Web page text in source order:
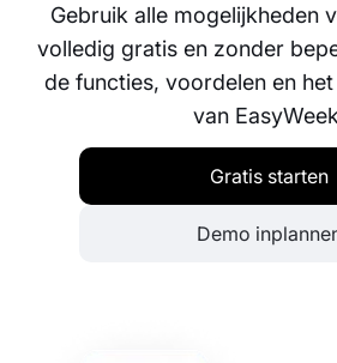
Gebruik alle mogelijkheden
volledig gratis en zonder
de functies, voordelen en
van
Gratis starten
Demo